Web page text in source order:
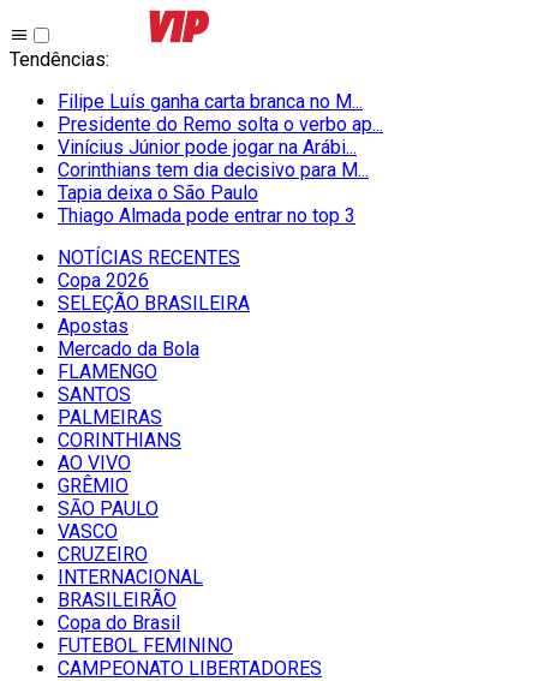
Tendências:
Filipe Luís ganha carta branca no M...
Presidente do Remo solta o verbo ap...
Vinícius Júnior pode jogar na Arábi...
Corinthians tem dia decisivo para M...
Tapia deixa o São Paulo
Thiago Almada pode entrar no top 3
NOTÍCIAS RECENTES
Copa 2026
SELEÇÃO BRASILEIRA
Apostas
Mercado da Bola
FLAMENGO
SANTOS
PALMEIRAS
CORINTHIANS
AO VIVO
GRÊMIO
SĀO PAULO
VASCO
CRUZEIRO
INTERNACIONAL
BRASILEIRÃO
Copa do Brasil
FUTEBOL FEMININO
CAMPEONATO LIBERTADORES